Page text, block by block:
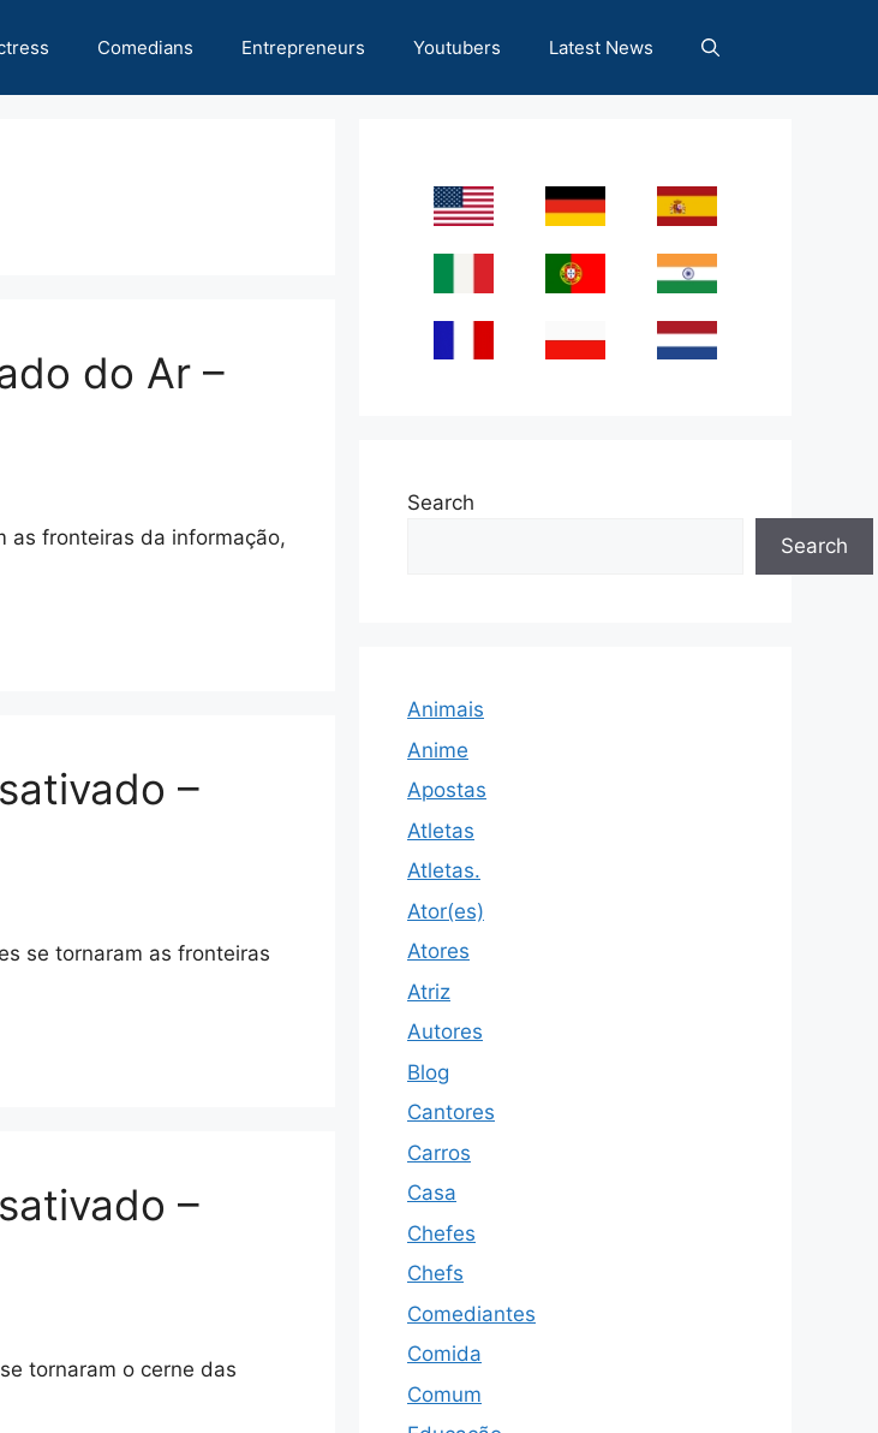
Comedians Entrepreneurs Youtubers Latest News
do Ar –
as fronteiras da informação,
–
se tornaram as fronteiras
–
tornaram o cerne das
Search
Search
Animais
Anime
Apostas
Atletas
Atletas.
Ator(es)
Atores
Atriz
Autores
Blog
Cantores
Carros
Casa
Chefes
Chefs
Comediantes
Comida
Comum